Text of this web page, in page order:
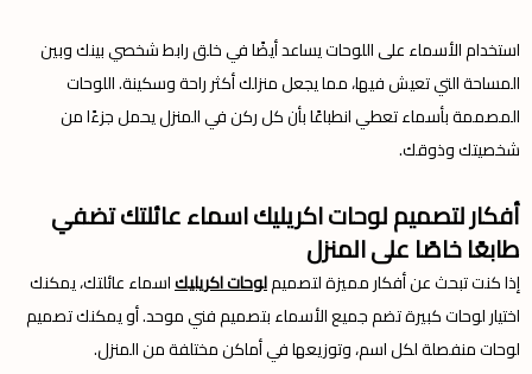
استخدام الأسماء على اللوحات يساعد أيضًا في خلق رابط شخصي بينك وبين
المساحة التي تعيش فيها، مما يجعل منزلك أكثر راحة وسكينة. اللوحات
المصممة بأسماء تعطي انطباعًا بأن كل ركن في المنزل يحمل جزءًا من
شخصيتك وذوقك.
أفكار لتصميم لوحات اكريليك اسماء عائلتك تضفي
طابعًا خاصًا على المنزل
إذا كنت تبحث عن أفكار مميزة لتصميملوحات اكريليكاسماء عائلتك، يمكنك
اختيار لوحات كبيرة تضم جميع الأسماء بتصميم فني موحد. أو يمكنك تصميم
لوحات منفصلة لكل اسم، وتوزيعها في أماكن مختلفة من المنزل.